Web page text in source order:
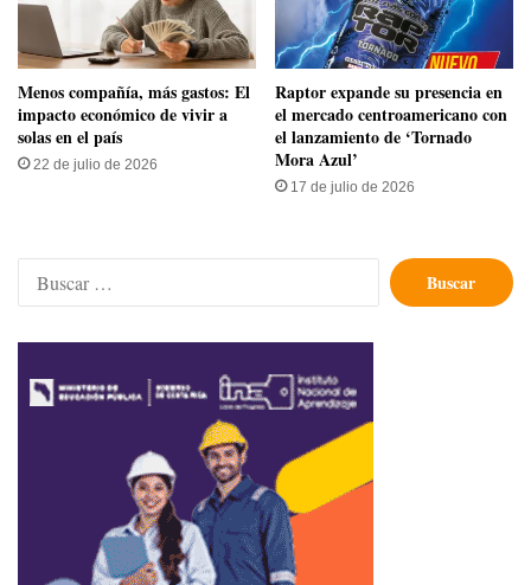
Menos compañía, más gastos: El
impacto económico de vivir a
solas en el país
22 de julio de 2026
Raptor expande su presencia en
el mercado centroamericano con
el lanzamiento de ‘Tornado
Mora Azul’
17 de julio de 2026
Buscar: